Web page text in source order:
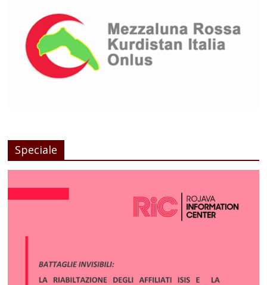
Speciale